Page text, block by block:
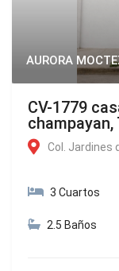
AURORA
CV-1779
champayan,
Col. Jardines
3 Cuartos
2.5 Baños